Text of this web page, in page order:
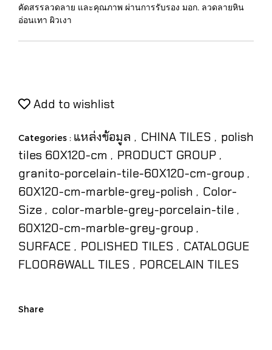
คัดสรรลวดลาย และคุณภาพ ผ่านการรับรอง มอก. ลวดลายหิน
อ่อนเทา ผิวเงา
Add to wishlist
Categories : แหล่งข้อมูล , CHINA TILES , polish
tiles 60X120-cm , PRODUCT GROUP ,
granito-porcelain-tile-60X120-cm-group ,
60X120-cm-marble-grey-polish , Color-
Size , color-marble-grey-porcelain-tile ,
60X120-cm-marble-grey-group ,
SURFACE , POLISHED TILES , CATALOGUE
FLOOR&WALL TILES , PORCELAIN TILES
Share